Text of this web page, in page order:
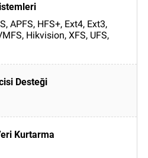
APFS, HFS+, Ext4, Ext3,
Hikvision, XFS, UFS,